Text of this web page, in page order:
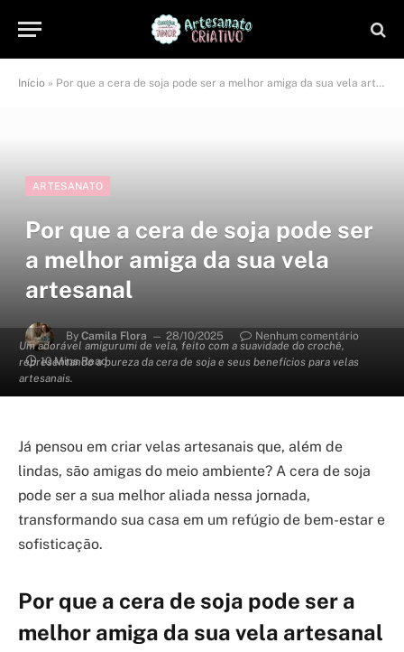
Início » Por que a cera de soja pode ser a melhor amiga da sua vela artesanal
Um adorável amigurumi de vela, feito com a suavidade do crochê,
representando a pureza da cera de soja e seus benefícios para velas
artesanais.
ARTESANATO
Por que a cera de soja pode ser
a melhor amiga da sua vela
artesanal
By Camila Flora 28/10/2025
Nenhum comentário
10 Mins Read
Já pensou em criar velas artesanais que, além de
lindas, são amigas do meio ambiente? A cera de soja
pode ser a sua melhor aliada nessa jornada,
transformando sua casa em um refúgio de bem-estar e
sofisticação.
Por que a cera de soja pode ser a
melhor amiga da sua vela artesanal